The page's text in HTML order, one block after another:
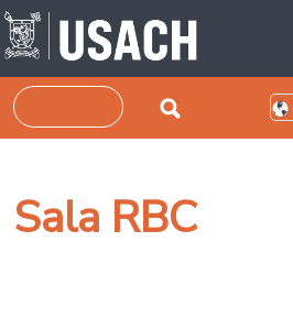
Pasar al contenido principal
Buscar
Sala RBC